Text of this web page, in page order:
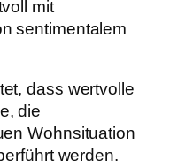
mit
sentimentalem
dass wertvolle
die
Wohnsituation
werden.